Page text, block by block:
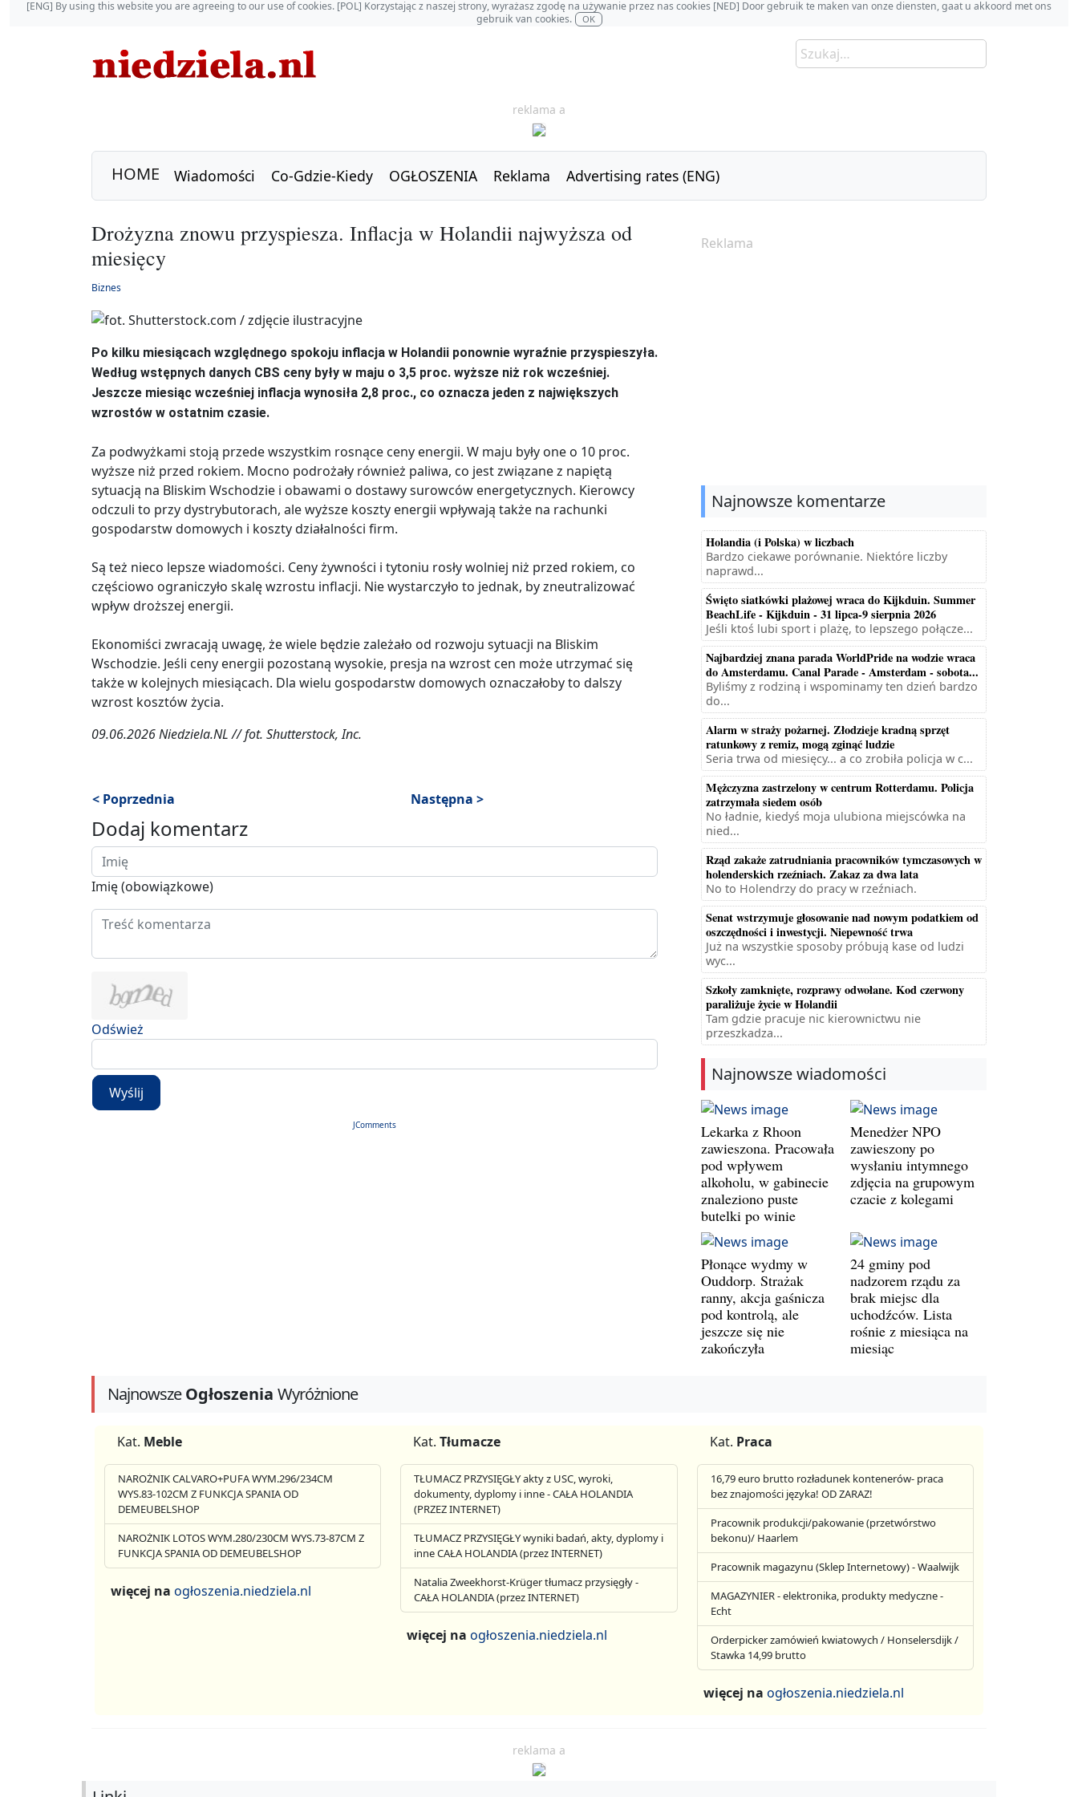
[ENG] By using this website you are agreeing to our use of cookies. [POL] Korzystając z naszej strony, wyrażasz zgodę na używanie przez nas cookies [NED] Door gebruik te maken van onze diensten, gaat u akkoord met ons
gebruik van cookies.
OK
reklama a
HOME Wiadomości Co-Gdzie-Kiedy OGŁOSZENIA Reklama Advertising rates (ENG)
Drożyzna znowu przyspiesza. Inflacja w Holandii najwyższa od
miesięcy
Biznes
Po kilku miesiącach względnego spokoju inflacja w Holandii ponownie wyraźnie przyspieszyła.
Według wstępnych danych CBS ceny były w maju o 3,5 proc. wyższe niż rok wcześniej.
Jeszcze miesiąc wcześniej inflacja wynosiła 2,8 proc., co oznacza jeden z największych
wzrostów w ostatnim czasie.
Za podwyżkami stoją przede wszystkim rosnące ceny energii. W maju były one o 10 proc.
wyższe niż przed rokiem. Mocno podrożały również paliwa, co jest związane z napiętą
sytuacją na Bliskim Wschodzie i obawami o dostawy surowców energetycznych. Kierowcy
odczuli to przy dystrybutorach, ale wyższe koszty energii wpływają także na rachunki
gospodarstw domowych i koszty działalności firm.
Są też nieco lepsze wiadomości. Ceny żywności i tytoniu rosły wolniej niż przed rokiem, co
częściowo ograniczyło skalę wzrostu inflacji. Nie wystarczyło to jednak, by zneutralizować
wpływ droższej energii.
Ekonomiści zwracają uwagę, że wiele będzie zależało od rozwoju sytuacji na Bliskim
Wschodzie. Jeśli ceny energii pozostaną wysokie, presja na wzrost cen może utrzymać się
także w kolejnych miesiącach. Dla wielu gospodarstw domowych oznaczałoby to dalszy
wzrost kosztów życia.
09.06.2026 Niedziela.NL // fot. Shutterstock, Inc.
< Poprzednia Następna >
Dodaj komentarz
Imię (obowiązkowe)
Odśwież
Wyślij
JComments
Reklama
Najnowsze komentarze
Holandia (i Polska) w liczbach
Bardzo ciekawe porównanie. Niektóre liczby
naprawd...
Święto siatkówki plażowej wraca do Kijkduin. Summer
BeachLife - Kijkduin - 31 lipca-9 sierpnia 2026
Jeśli ktoś lubi sport i plażę, to lepszego połącze...
Najbardziej znana parada WorldPride na wodzie wraca
do Amsterdamu. Canal Parade - Amsterdam - sobota...
Byliśmy z rodziną i wspominamy ten dzień bardzo
do...
Alarm w straży pożarnej. Złodzieje kradną sprzęt
ratunkowy z remiz, mogą zginąć ludzie
Seria trwa od miesięcy... a co zrobiła policja w c...
Mężczyzna zastrzelony w centrum Rotterdamu. Policja
zatrzymała siedem osób
No ładnie, kiedyś moja ulubiona miejscówka na
nied...
Rząd zakaże zatrudniania pracowników tymczasowych w
holenderskich rzeźniach. Zakaz za dwa lata
No to Holendrzy do pracy w rzeźniach.
Senat wstrzymuje głosowanie nad nowym podatkiem od
oszczędności i inwestycji. Niepewność trwa
Już na wszystkie sposoby próbują kase od ludzi
wyc...
Szkoły zamknięte, rozprawy odwołane. Kod czerwony
paraliżuje życie w Holandii
Tam gdzie pracuje nic kierownictwu nie
przeszkadza...
Najnowsze wiadomości
Lekarka z Rhoon
zawieszona. Pracowała
pod wpływem
alkoholu, w gabinecie
znaleziono puste
butelki po winie
Menedżer NPO
zawieszony po
wysłaniu intymnego
zdjęcia na grupowym
czacie z kolegami
Płonące wydmy w
Ouddorp. Strażak
ranny, akcja gaśnicza
pod kontrolą, ale
jeszcze się nie
zakończyła
24 gminy pod
nadzorem rządu za
brak miejsc dla
uchodźców. Lista
rośnie z miesiąca na
miesiąc
NajnowszeOgłoszenia Wyróżnione
Kat. Meble
NAROŻNIK CALVARO+PUFA WYM.296/234CM
WYS.83-102CM Z FUNKCJA SPANIA OD
DEMEUBELSHOP
NAROŻNIK LOTOS WYM.280/230CM WYS.73-87CM Z
FUNKCJA SPANIA OD DEMEUBELSHOP
więcej na ogłoszenia.niedziela.nl
Kat. Tłumacze
TŁUMACZ PRZYSIĘGŁY akty z USC, wyroki,
dokumenty, dyplomy i inne - CAŁA HOLANDIA
(PRZEZ INTERNET)
TŁUMACZ PRZYSIĘGŁY wyniki badań, akty, dyplomy i
inne CAŁA HOLANDIA (przez INTERNET)
Natalia Zweekhorst-Krüger tłumacz przysięgły -
CAŁA HOLANDIA (przez INTERNET)
więcej naogłoszenia.niedziela.nl
Kat. Praca
16,79 euro brutto rozładunek kontenerów- praca
bez znajomości języka! OD ZARAZ!
Pracownik produkcji/pakowanie (przetwórstwo
bekonu)/ Haarlem
Pracownik magazynu (Sklep Internetowy) - Waalwijk
MAGAZYNIER - elektronika, produkty medyczne -
Echt
Orderpicker zamówień kwiatowych / Honselersdijk /
Stawka 14,99 brutto
więcej na ogłoszenia.niedziela.nl
reklama a